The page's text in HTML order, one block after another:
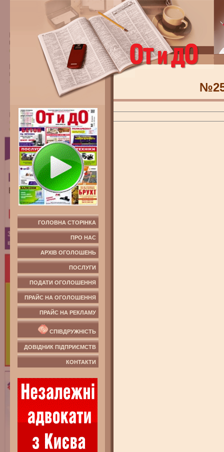
ГОЛОВНА СТОРІНКА
ПРО НАС
АРХІВ ОГОЛОШЕНЬ
ПОСЛУГИ
ПОДАТИ ОГОЛОШЕННЯ
ПРАЙС НА ОГОЛОШЕННЯ
ПРАЙС НА РЕКЛАМУ
СПІВДРУЖНІСТЬ
ДОВІДНИК ПІДПРИЄМСТВ
КОНТАКТИ